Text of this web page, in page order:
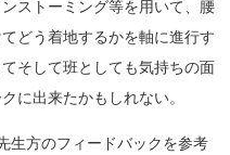
ストーミング等を用いて、腰
どう着地するかを軸に進行す
そして班としても気持ちの面
に出来たかもしれない。
生方のフィードバックを参考